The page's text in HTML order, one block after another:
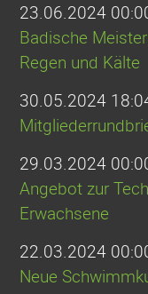
23.06.2024
Badische
Regen und Kälte
30.05.2024
29.03.2024
Angebot zur
Erwachsene
22.03.2024
Neue